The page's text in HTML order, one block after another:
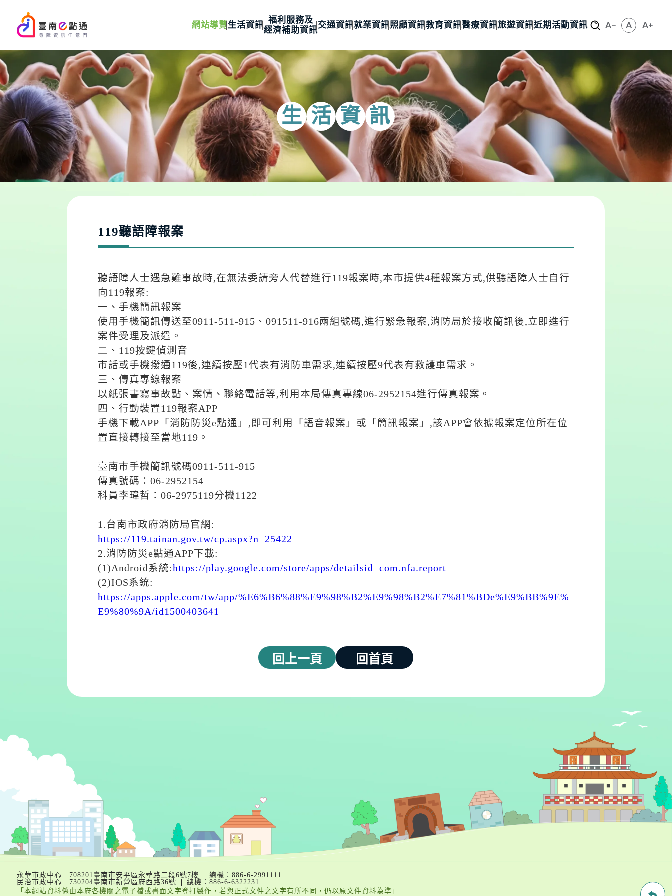
網站導覽生活資訊
福利服務及
經濟補助資訊
交通資訊就業資訊照顧資訊教育資訊醫療資訊旅遊資訊近期活動資訊
生 活 資 訊
119聽語障報案
聽語障人士遇急難事故時,在無法委請旁人代替進行119報案時,本市提供4種報案方式,供聽語障人士自行
向119報案:
一、手機簡訊報案
使用手機簡訊傳送至0911-511-915、091511-916兩組號碼,進行緊急報案,消防局於接收簡訊後,立即進行
案件受理及派遣。
二、119按鍵偵測音
市話或手機撥通119後,連續按壓1代表有消防車需求,連續按壓9代表有救護車需求。
三、傳真專線報案
以紙張書寫事故點、案情、聯絡電話等,利用本局傳真專線06-2952154進行傳真報案。
四、行動裝置119報案APP
手機下載APP「消防防災e點通」,即可利用「語音報案」或「簡訊報案」,該APP會依據報案定位所在位
置直接轉接至當地119。
臺南市手機簡訊號碼0911-511-915
傳真號碼：06-2952154
科員李瑋哲：06-2975119分機1122
1.台南市政府消防局官網:
https://119.tainan.gov.tw/cp.aspx?n=25422
2.消防防災e點通APP下載:
(1)Android系統:https://play.google.com/store/apps/detailsid=com.nfa.report
(2)IOS系統:
https://apps.apple.com/tw/app/%E6%B6%88%E9%98%B2%E9%98%B2%E7%81%BDe%E9%BB%9E%
E9%80%9A/id1500403641
::: 跳到版腳內容
永華市政中心 708201臺南市安平區永華路二段6號7樓
總機︰886-6-2991111
民治市政中心 730204臺南市新營區府西路36號
總機：886-6-6322231
「本網站資料係由本府各機關之電子檔或書面文字登打製作，若與正式文件之文字有所不同，仍以原文件資料為準」